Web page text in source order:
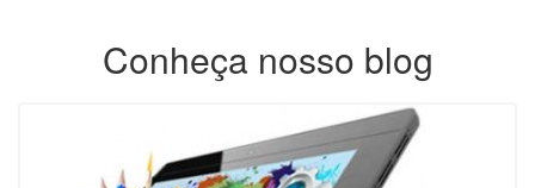
Conheça nosso blog